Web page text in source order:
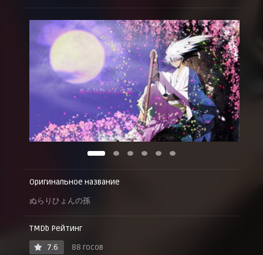
Эпизод 20
22 ноября 2010 г.
Эпизод 21
29 ноября 2010 г.
Эпизод 22
6 декабря 2010 г.
13 декабря 2010 г.
Эпизод 24
20 декабря 2010 г.
Оригинальное название
ぬらりひょんの孫
TMDb Рейтинг
7.6
88 госов